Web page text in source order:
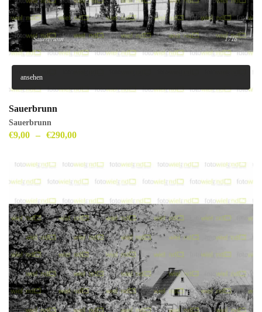
ansehen
Sauerbrunn
Sauerbrunn
€9,00 – €290,00